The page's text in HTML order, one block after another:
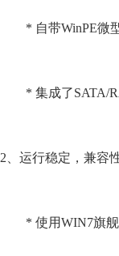
* 自带WinPE微型
* 集成了SATA/
2、运行稳定，兼容
* 使用WIN7旗舰